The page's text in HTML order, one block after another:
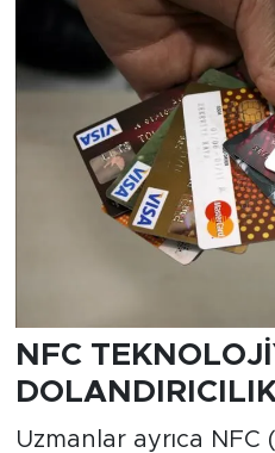
NFC
Uzmanlar ayrıca NFC